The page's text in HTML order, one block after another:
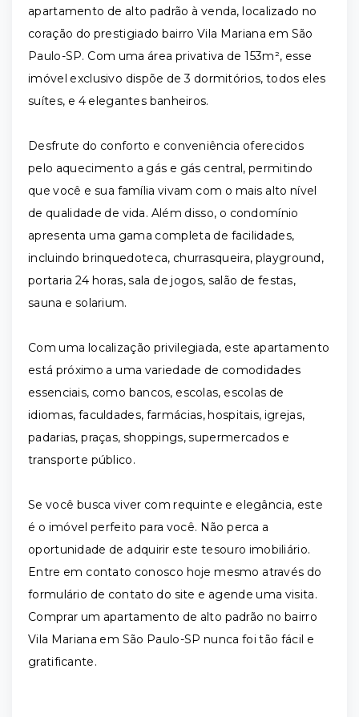
apartamento de alto padrão à venda, localizado no
coração do prestigiado bairro Vila Mariana em São
Paulo-SP. Com uma área privativa de 153m², esse
imóvel exclusivo dispõe de 3 dormitórios, todos eles
suítes, e 4 elegantes banheiros.
Desfrute do conforto e conveniência oferecidos
pelo aquecimento a gás e gás central, permitindo
que você e sua família vivam com o mais alto nível
de qualidade de vida. Além disso, o condomínio
apresenta uma gama completa de facilidades,
incluindo brinquedoteca, churrasqueira, playground,
portaria 24 horas, sala de jogos, salão de festas,
sauna e solarium.
Com uma localização privilegiada, este apartamento
está próximo a uma variedade de comodidades
essenciais, como bancos, escolas, escolas de
idiomas, faculdades, farmácias, hospitais, igrejas,
padarias, praças, shoppings, supermercados e
transporte público.
Se você busca viver com requinte e elegância, este
é o imóvel perfeito para você. Não perca a
oportunidade de adquirir este tesouro imobiliário.
Entre em contato conosco hoje mesmo através do
formulário de contato do site e agende uma visita.
Comprar um apartamento de alto padrão no bairro
Vila Mariana em São Paulo-SP nunca foi tão fácil e
gratificante.